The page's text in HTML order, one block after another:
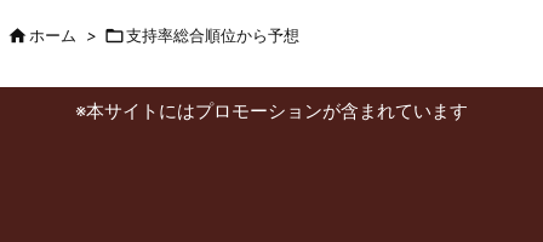
次へ
ホーム > 支持率総合順位から予想
※本サイトにはプロモーションが含まれています